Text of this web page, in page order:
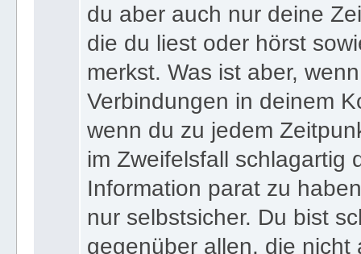
du aber auch nur deine
die du liest oder hörst
merkst. Was ist aber,
Verbindungen in deinem
wenn du zu jedem
im Zweifelsfall schlagartig
Information parat zu
nur selbstsicher. Du bist
gegenüber allen, die nicht